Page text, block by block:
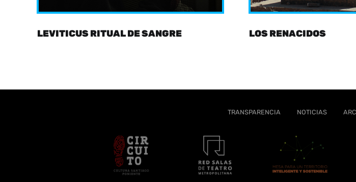
LEVITICUS RITUAL DE SANGRE LOS RENACIDOS
TRANSPARENCIA NOTICIAS